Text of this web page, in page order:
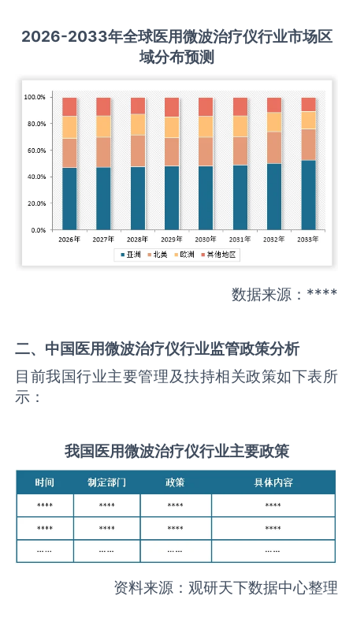
2026-2033年全球医用微波治疗仪行业市场区
域分布预测
数据来源：****
二、中国医用微波治疗仪行业监管政策分析
目前我国行业主要管理及扶持相关政策如下表所
示：
我国 医用微波治疗仪行业主要政策
资料来源：观研天下数据中心整理